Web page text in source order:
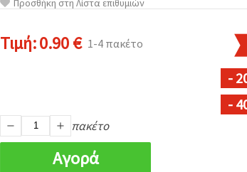
Τιμή:0.90 € 1-4 πακέτο
-
-
πακέτο
Αγορά